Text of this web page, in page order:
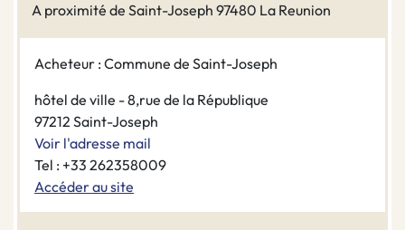
A proximité de Saint-Joseph 97480 La Reunion
Acheteur : Commune de Saint-Joseph
hôtel de ville - 8,rue de la République
97212 Saint-Joseph
Voir l'adresse mail
Tel : +33 262358009
Accéder au site